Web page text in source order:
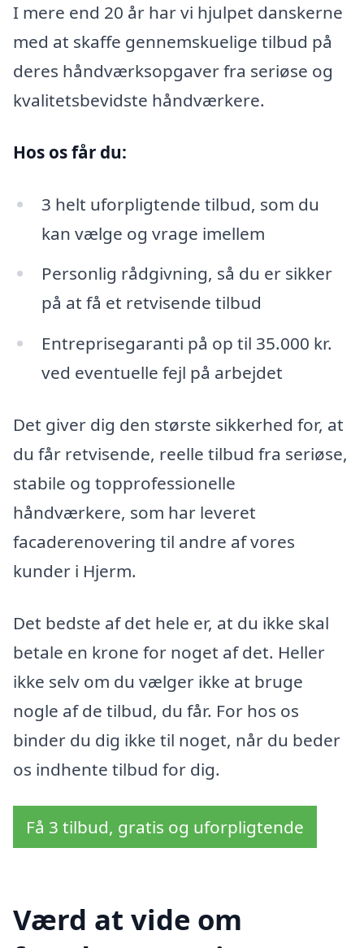
I mere end 20 år har vi hjulpet danskerne
med at skaffe gennemskuelige tilbud på
deres håndværksopgaver fra seriøse og
kvalitetsbevidste håndværkere.
Hos os får du:
3 helt uforpligtende tilbud, som du
kan vælge og vrage imellem
Personlig rådgivning, så du er sikker
på at få et retvisende tilbud
Entreprisegaranti på op til 35.000 kr.
ved eventuelle fejl på arbejdet
Det giver dig den største sikkerhed for, at
du får retvisende, reelle tilbud fra seriøse,
stabile og topprofessionelle
håndværkere, som har leveret
facaderenovering til andre af vores
kunder i Hjerm.
Det bedste af det hele er, at du ikke skal
betale en krone for noget af det. Heller
ikke selv om du vælger ikke at bruge
nogle af de tilbud, du får. For hos os
binder du dig ikke til noget, når du beder
os indhente tilbud for dig.
Få 3 tilbud, gratis og uforpligtende
Værd at vide om